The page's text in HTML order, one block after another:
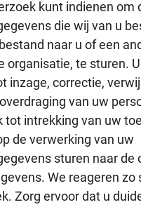
kunt indienen om
die wij van u
naar u of een
organisatie, te sturen.
inzage, correctie,
van uw
tot intrekking van uw
de verwerking van uw
sturen naar de
We reageren zo
Zorg ervoor dat u